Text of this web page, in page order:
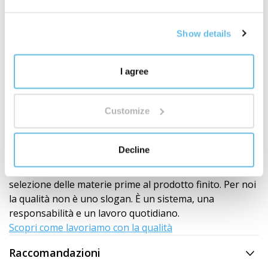
Show details
I agree
Customize
Decline
Sviluppo e laboratori interni
La qualità è sotto il nostro controllo
BEWIT non è solo un marchio sull'etichetta. Siamo un
laboratori, magazzini e spedizioni.
Sviluppiamo, testiamo e controlliamo i prodotti dalla
selezione delle materie prime al prodotto finito. Per noi
la qualità non è uno slogan. È un sistema, una
responsabilità e un lavoro quotidiano.
Scopri come lavoriamo con la qualità
Raccomandazioni